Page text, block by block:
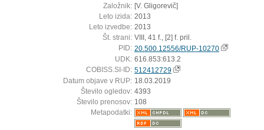
Založnik: [V. Gligorevič]
Leto izida: 2013
Leto izvedbe: 2013
Št. strani: VIII, 41 f., [2] f. pril.
PID: 20.500.12556/RUP-10270
UDK: 616.853:613.2
COBISS.SI-ID: 512412729
Datum objave v RUP: 18.03.2019
Število ogledov: 4393
Število prenosov: 108
Metapodatki: